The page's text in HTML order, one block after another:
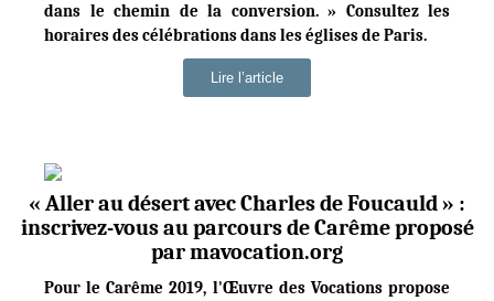
dans le chemin de la conversion. » Consultez les
horaires des célébrations dans les églises de Paris.
Lire l’article
« Aller au désert avec Charles de Foucauld » :
inscrivez-vous au parcours de Carême proposé
par mavocation.org
Pour le Carême 2019, l'Œuvre des Vocations propose